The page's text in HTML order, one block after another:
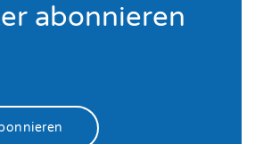
abonnieren